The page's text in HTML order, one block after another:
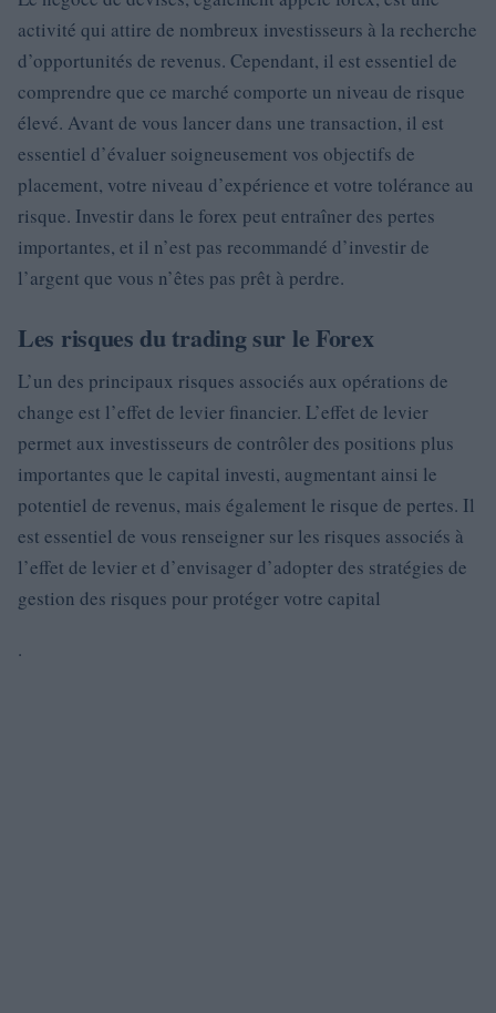
activité qui attire de nombreux investisseurs à la recherche
d’opportunités de revenus. Cependant, il est essentiel de
comprendre que ce marché comporte un niveau de risque
élevé. Avant de vous lancer dans une transaction, il est
essentiel d’évaluer soigneusement vos objectifs de
placement, votre niveau d’expérience et votre tolérance au
risque. Investir dans le forex peut entraîner des pertes
importantes, et il n’est pas recommandé d’investir de
l’argent que vous n’êtes pas prêt à perdre.
Les risques du trading sur le Forex
L’un des principaux risques associés aux opérations de
change est l’effet de levier financier. L’effet de levier
permet aux investisseurs de contrôler des positions plus
importantes que le capital investi, augmentant ainsi le
potentiel de revenus, mais également le risque de pertes. Il
est essentiel de vous renseigner sur les risques associés à
l’effet de levier et d’envisager d’adopter des stratégies de
gestion des risques pour protéger votre capital
.